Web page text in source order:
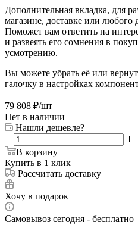
Дополнительная вкладка, для
магазине, доставке или любого
Поможет вам ответить на
и развеять его сомнения в
усмотрению.
Вы можете убрать её или
галочку в настройках
79 808 ₽/шт
Нет в наличии
Нашли дешевле?
В корзину
Купить в 1 клик
Рассчитать доставку
Хочу в подарок
Самовывоз сегодня - бесплатно